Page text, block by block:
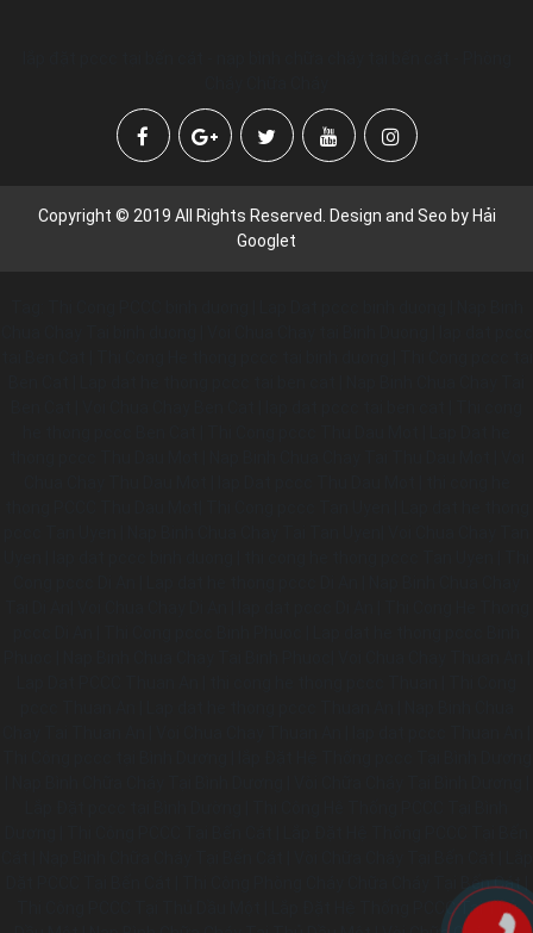
Copyright © 2019 All Rights Reserved. Design and Seo by Hải
Googlet
Dặt PCCC Tại Bến Cát | Thi Công Phòng Cháy Chữa Cháy Tại Bến Cát |
Thi Công PCCC Tại Thủ Dầu Một | Lắp Đặt Hệ Thống PCCC Tại Thủ